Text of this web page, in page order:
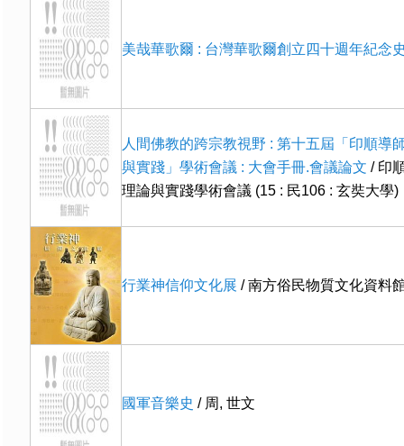
美哉華歌爾 : 台灣華歌爾創立四十週年紀念
人間佛教的跨宗教視野 : 第十五屆「印順導
與實踐」學術會議 : 大會手冊.會議論文 / 印
理論與實踐學術會議 (15 : 民106 : 玄奘大學)
行業神信仰文化展 / 南方俗民物質文化資料
國軍音樂史 / 周, 世文